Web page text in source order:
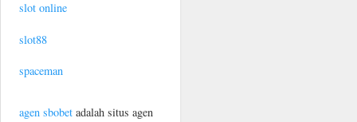
slot online
slot88
spaceman
agen sbobet adalah situs agen